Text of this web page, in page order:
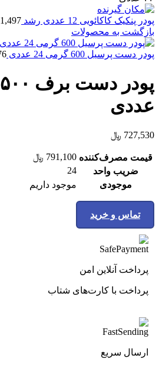
پودر پنكیک كاكائویی 12 عددی رشد
بازگشت به محصولات
پودر دست پرسیل 600 گرمی 24 عددی
عددی
727,530 ﷼
قیمت مصرف‌کننده 791,100 ﷼
ضریب واحد
24
موجودی
موجود داریم
تماس و خرید
پرداخت آنلاین امن
پرداخت با کارت‌های شتاب
ارسال سریع